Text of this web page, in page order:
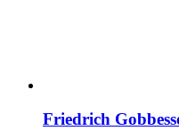
Friedrich